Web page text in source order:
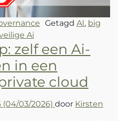
Getagd AI, big
Ai
zelf een Ai-
in een
cloud
(04/03/2026) door Kirsten